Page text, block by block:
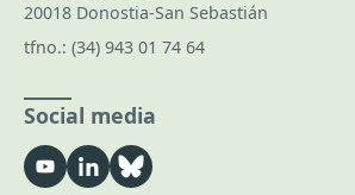
20018 Donostia-San Sebastián
tfno.: (34) 943 01 74 64
Social media